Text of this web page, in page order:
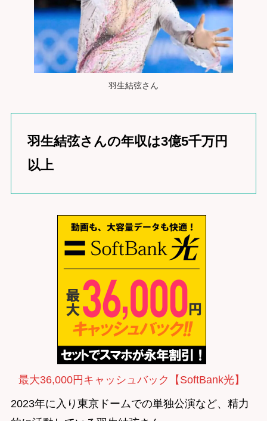
羽生結弦さん
羽生結弦さんの年収は3億5千万円
以上
最大36,000円キャッシュバック【SoftBank光】
2023年に入り東京ドームでの単独公演など、精力